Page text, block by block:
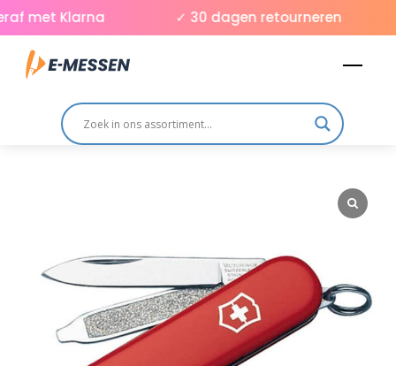
Skip
to
content
met Klarna ✓ 30 dagen retourneren